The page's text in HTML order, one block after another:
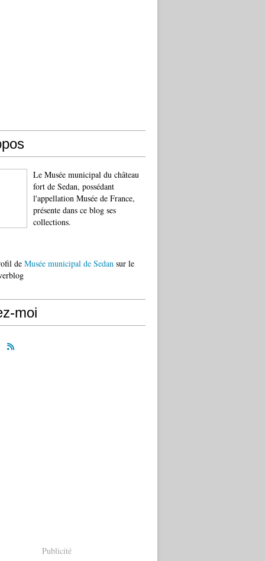
Le Musée municipal du château
fort de Sedan, possédant
l'appellation Musée de France,
présente dans ce blog ses
collections.
de Musée municipal de Sedan sur le
moi
Publicité